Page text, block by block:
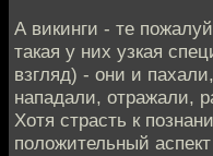
А викинги - те
такая у них узкая
взгляд) - они и
нападали, отражали,
Хотя страсть к
положительный